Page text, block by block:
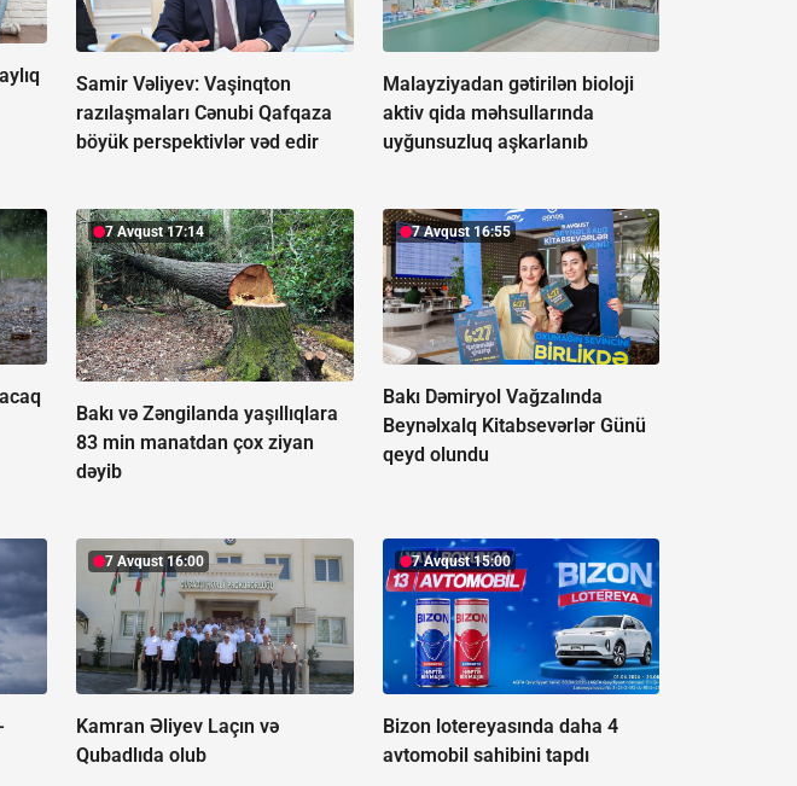
Samir Vəliyev: Vaşinqton
razılaşmaları Cənubi Qafqaza
böyük perspektivlər vəd edir
Malayziyadan gətirilən bioloji
aktiv qida məhsullarında
uyğunsuzluq aşkarlanıb
7 Avqust 17:14
Bakı və Zəngilanda yaşıllıqlara
83 min manatdan çox ziyan
dəyib
7 Avqust 16:55
Bakı Dəmiryol Vağzalında
Beynəlxalq Kitabsevərlər Günü
qeyd olundu
7 Avqust 16:00
Kamran Əliyev Laçın və
Qubadlıda olub
7 Avqust 15:00
Bizon lotereyasında daha 4
avtomobil sahibini tapdı